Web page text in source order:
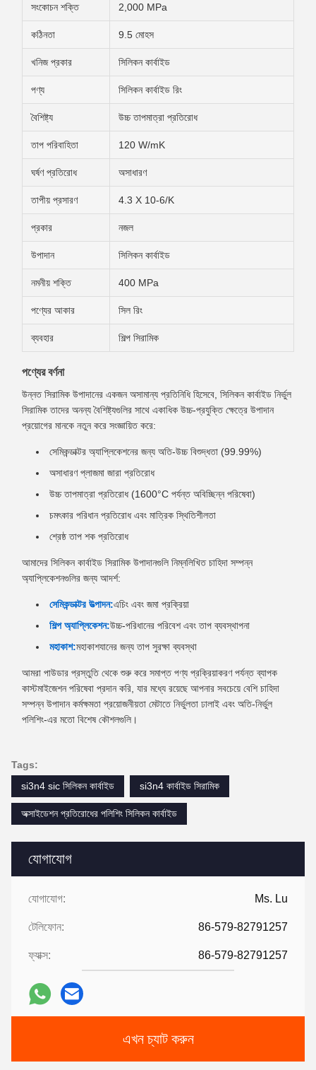
যোগাযোগ
যোগাযোগ: Ms. Lu
টেলিফোন: 86-579-82791257
ফ্যাক্স: 86-579-82791257
এখন চ্যাট করুন
সংকোচন শক্তি 2,000 MPa
কঠিনতা 9.5 মোহস
খনিজ প্রকার সিলিকন কার্বাইড
পণ্য সিলিকন কার্বাইড রিং
বৈশিষ্ট্য উচ্চ তাপমাত্রা প্রতিরোধ
তাপ পরিবাহিতা 120 W/mK
ঘর্ষণ প্রতিরোধ অসাধারণ
তাপীয় প্রসারণ 4.3 X 10-6/K
প্রকার নজল
উপাদান সিলিকন কার্বাইড
নমনীয় শক্তি 400 MPa
পণ্যের আকার সিল রিং
ব্যবহার শিল্প সিরামিক
পণ্যের বর্ণনা
উন্নত সিরামিক উপাদানের একজন অসামান্য প্রতিনিধি হিসেবে, সিলিকন কার্বাইড নির্ভুল
সিরামিক তাদের অনন্য বৈশিষ্ট্যগুলির সাথে একাধিক উচ্চ-প্রযুক্তি ক্ষেত্রে উপাদান
প্রয়োগের মানকে নতুন করে সংজ্ঞায়িত করে:
সেমিকন্ডাক্টর অ্যাপ্লিকেশনের জন্য অতি-উচ্চ বিশুদ্ধতা (99.99%)
অসাধারণ প্লাজমা জারা প্রতিরোধ
উচ্চ তাপমাত্রা প্রতিরোধ (1600°C পর্যন্ত অবিচ্ছিন্ন পরিষেবা)
চমৎকার পরিধান প্রতিরোধ এবং মাত্রিক স্থিতিশীলতা
শ্রেষ্ঠ তাপ শক প্রতিরোধ
আমাদের সিলিকন কার্বাইড সিরামিক উপাদানগুলি নিম্নলিখিত চাহিদা সম্পন্ন
অ্যাপ্লিকেশনগুলির জন্য আদর্শ:
সেমিকন্ডাক্টর উত্পাদন:এচিং এবং জমা প্রক্রিয়া
শিল্প অ্যাপ্লিকেশন:উচ্চ-পরিধানের পরিবেশ এবং তাপ ব্যবস্থাপনা
মহাকাশ:মহাকাশযানের জন্য তাপ সুরক্ষা ব্যবস্থা
আমরা পাউডার প্রস্তুতি থেকে শুরু করে সমাপ্ত পণ্য প্রক্রিয়াকরণ পর্যন্ত ব্যাপক
কাস্টমাইজেশন পরিষেবা প্রদান করি, যার মধ্যে রয়েছে আপনার সবচেয়ে বেশি চাহিদা
সম্পন্ন উপাদান কর্মক্ষমতা প্রয়োজনীয়তা মেটাতে নির্ভুলতা ঢালাই এবং অতি-নির্ভুল
পলিশিং-এর মতো বিশেষ কৌশলগুলি।
Tags:
si3n4 sic সিলিকন কার্বাইড
si3n4 কার্বাইড সিরামিক
অক্সাইডেশন প্রতিরোধের পলিশিং সিলিকন কার্বাইড